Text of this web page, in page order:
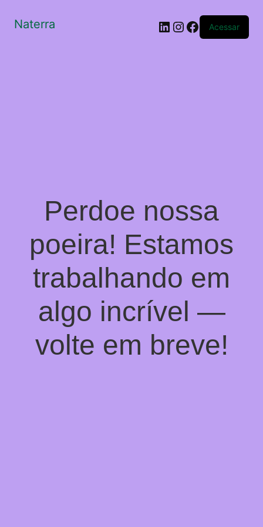
Naterra LinkedIn
Instagram
Facebook
Acessar
Perdoe nossa
poeira! Estamos
trabalhando em
algo incrível —
volte em breve!